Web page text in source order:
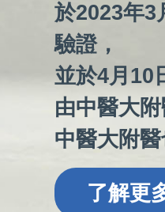
於2023年3
驗證，
並於4月10
由中醫大
中醫大附
了解更